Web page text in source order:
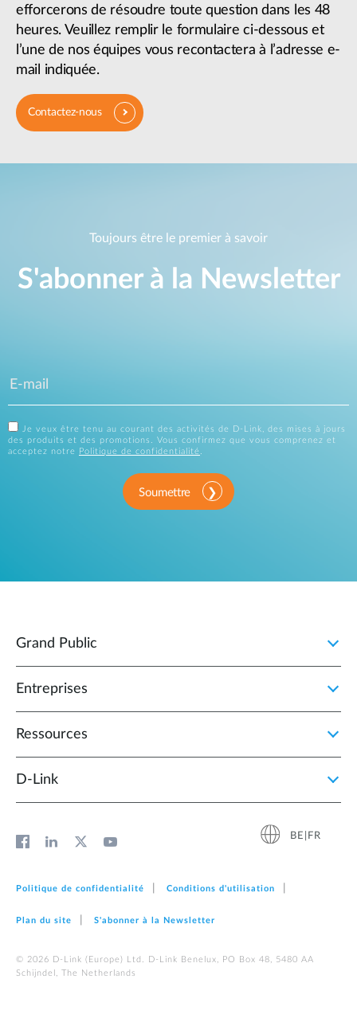
efforcerons de résoudre toute question dans les 48
heures. Veuillez remplir le formulaire ci-dessous et
l’une de nos équipes vous recontactera à l’adresse e-
mail indiquée.
Contactez-nous
Toujours être le premier à savoir
S'abonner à la Newsletter
Je veux être tenu au courant des activités de D-Link, des mises à jours
des produits et des promotions. Vous confirmez que vous comprenez et
acceptez notre
Politique de confidentialité
Soumettre
Grand Public
Entreprises
Ressources
D‑Link
BE|FR
Politique de confidentialité Conditions d'utilisation
Plan du site S'abonner à la Newsletter
© 2026 D‑Link (Europe) Ltd. D-Link Benelux, PO Box 48, 5480 AA
Schijndel, The Netherlands